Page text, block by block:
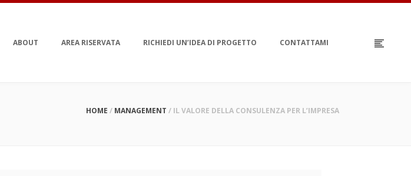
ABOUT AREA RISERVATA RICHIEDI UN’IDEA DI PROGETTO CONTATTAMI
HOME / MANAGEMENT / IL VALORE DELLA CONSULENZA PER L’IMPRESA